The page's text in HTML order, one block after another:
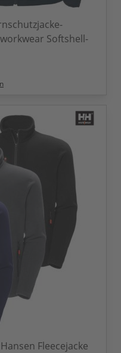
Softshell-
Fleecejacke